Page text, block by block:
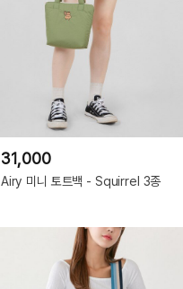
31,000
Airy 미니 토트백 - Squirrel 3종